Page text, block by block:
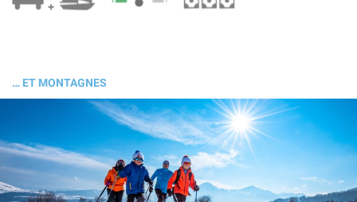
… ET MONTAGNES